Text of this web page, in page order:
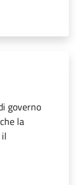
governo
la